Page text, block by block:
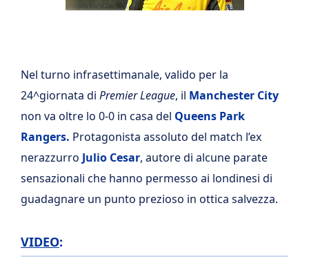
Nel turno infrasettimanale, valido per la
24^giornata di Premier League, il Manchester City
non va oltre lo 0-0 in casa del Queens Park
Rangers. Protagonista assoluto del match l’ex
nerazzurro Julio Cesar, autore di alcune parate
sensazionali che hanno permesso ai londinesi di
guadagnare un punto prezioso in ottica salvezza.
VIDEO: